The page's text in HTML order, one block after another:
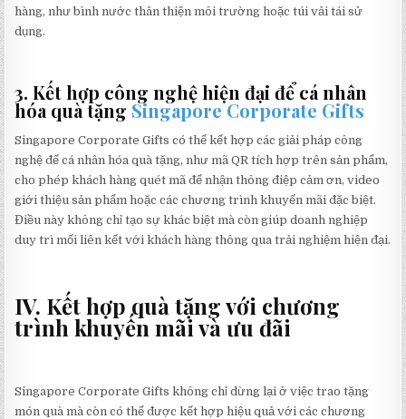
hàng, như bình nước thân thiện môi trường hoặc túi vải tái sử
dụng.
3. Kết hợp công nghệ hiện đại để cá nhân
hóa quà tặng Singapore Corporate Gifts
Singapore Corporate Gifts có thể kết hợp các giải pháp công
nghệ để cá nhân hóa quà tặng, như mã QR tích hợp trên sản phẩm,
cho phép khách hàng quét mã để nhận thông điệp cảm ơn, video
giới thiệu sản phẩm hoặc các chương trình khuyến mãi đặc biệt.
Điều này không chỉ tạo sự khác biệt mà còn giúp doanh nghiệp
duy trì mối liên kết với khách hàng thông qua trải nghiệm hiện đại.
IV. Kết hợp quà tặng với chương
trình khuyến mãi và ưu đãi
Singapore Corporate Gifts không chỉ dừng lại ở việc trao tặng
món quà mà còn có thể được kết hợp hiệu quả với các chương